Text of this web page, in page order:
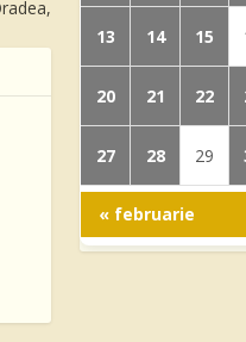
13 14 15
20 21 22
27 28 29
« februarie